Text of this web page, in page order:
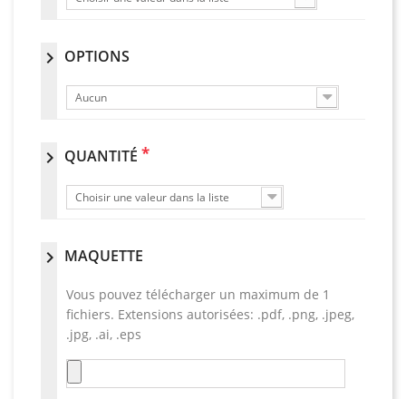
chevron_right OPTIONS
Aucun
chevron_right QUANTITÉ *
Choisir une valeur dans la liste
chevron_right MAQUETTE
Vous pouvez télécharger un maximum de 1
fichiers. Extensions autorisées: .pdf, .png, .jpeg,
.jpg, .ai, .eps